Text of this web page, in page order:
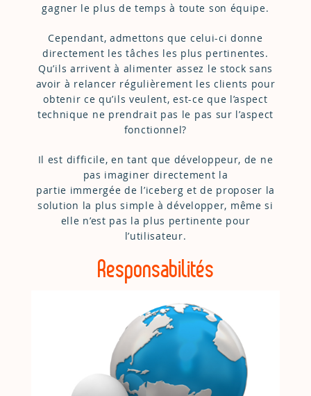
gagner le plus de temps à toute son équipe.
Cependant, admettons que celui-ci donne
directement les tâches les plus pertinentes.
Qu’ils arrivent à alimenter assez le stock sans
avoir à relancer régulièrement les clients pour
obtenir ce qu’ils veulent, est-ce que l’aspect
technique ne prendrait pas le pas sur l’aspect
fonctionnel?
Il est difficile, en tant que développeur, de ne
pas imaginer directement la
partie immergée de l’iceberg et de proposer la
solution la plus simple à développer, même si
elle n’est pas la plus pertinente pour
l’utilisateur.
Responsabilités